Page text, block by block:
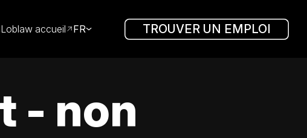
Loblaw accueil FR TROUVER UN EMPLOI
- non